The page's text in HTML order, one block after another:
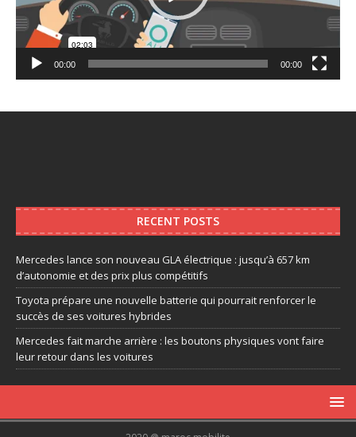
00:00 00:00
RECENT POSTS
Mercedes lance son nouveau GLA électrique : jusqu’à 657 km
d’autonomie et des prix plus compétitifs
Toyota prépare une nouvelle batterie qui pourrait renforcer le
succès de ses voitures hybrides
Mercedes fait marche arrière : les boutons physiques vont faire
leur retour dans les voitures